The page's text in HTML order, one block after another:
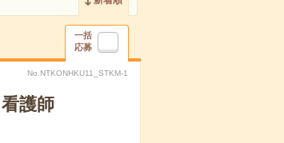
一括
応募
No.NTKONHKU11_STKM-1
護師